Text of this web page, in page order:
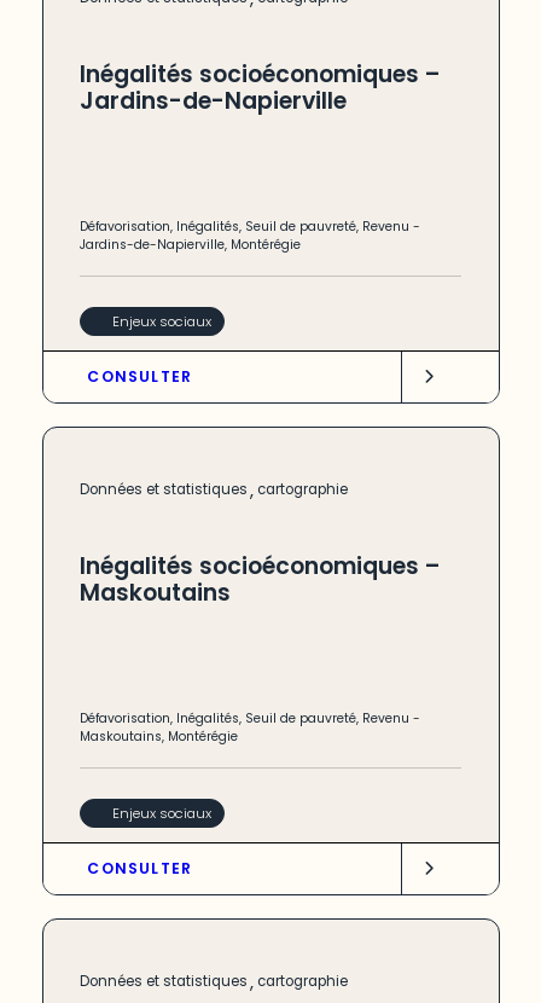
Inégalités socioéconomiques –
Jardins-de-Napierville
Défavorisation, Inégalités, Seuil de pauvreté, Revenu -
Jardins-de-Napierville, Montérégie
Enjeux sociaux
CONSULTER
Données et statistiques, cartographie
Inégalités socioéconomiques –
Maskoutains
Défavorisation, Inégalités, Seuil de pauvreté, Revenu -
Maskoutains, Montérégie
Enjeux sociaux
CONSULTER
Données et statistiques, cartographie